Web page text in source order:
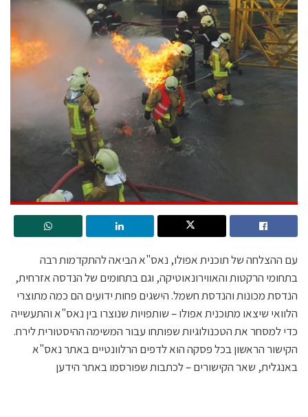
עם ההצלחה של תוכנית אפולו, נאס"א הביאה להתקדמות רבה
בתחומי הרקטות והאווירונאוטיקה, וגם בתחומים של הנדסה אזרחית,
הנדסת מכונות והנדסת חשמל. הישגים פחות ידועים הם כמה מתוצרי
הלוואי שיצאו מתוכנית אפולו – שותפויות שנוצרו בין נאס"א והתעשייה
כדי למסחר את הטכנולוגיות שפותחו עבור המשימה ההיסטורית לירח.
הקישור הראשון בכל פסקה הוא לדפים הרלוונטיים באתר נאס"א
באנגלית, שאר הקישורים – לכתבות שפורסמו באתר הידען